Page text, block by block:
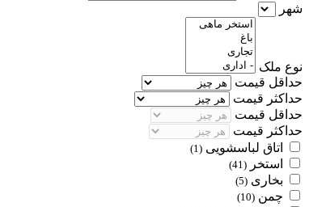
شهر
نوع ملک
حداقل قیمت
حداکثر قیمت
حداقل قیمت
حداکثر قیمت
اتاق لباسشویی (1)
استخر (41)
بخاری (5)
چمن (10)